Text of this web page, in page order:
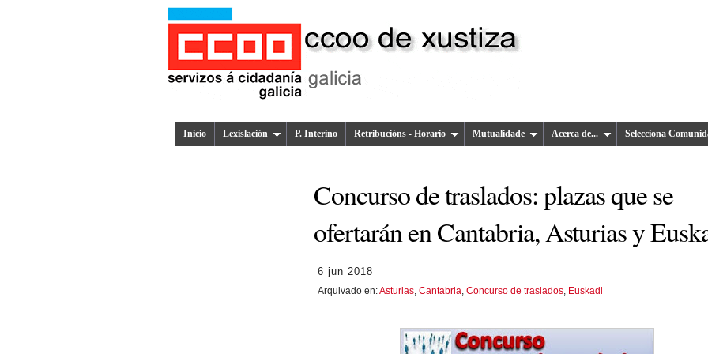
Inicio Lexislación P. Interino Retribucións - Horario Mutualidade Acerca de... Selecciona
Concurso de traslados: plazas que se
ofertarán en Cantabria, Asturias y
6 jun 2018
Arquivado en:Asturias Cantabria Concurso de traslados Euskadi